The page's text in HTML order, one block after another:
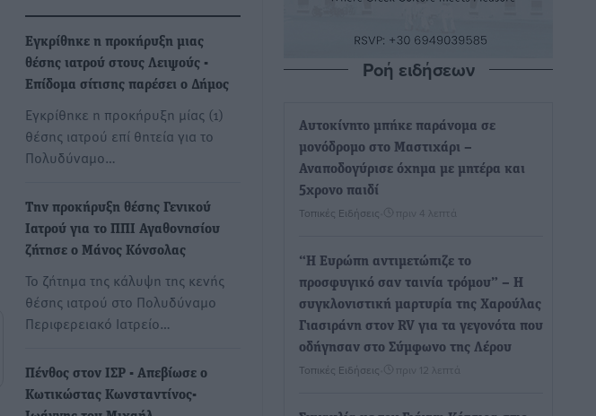
Εγκρίθηκε η προκήρυξη μιας
θέσης ιατρού στους Λειψούς -
Επίδομα σίτισης παρέσει ο Δήμος
Εγκρίθηκε η προκήρυξη μίας (1)
θέσης ιατρού επί θητεία για το
Πολυδύναμο…
Την προκήρυξη θέσης Γενικού
Ιατρού για το ΠΠΙ Αγαθονησίου
ζήτησε ο Μάνος Κόνσολας
Το ζήτημα της κάλυψη της κενής
θέσης ιατρού στο Πολυδύναμο
Περιφερειακό Ιατρείο…
Πένθος στον ΙΣΡ - Απεβίωσε ο
Κωτικώστας Κωνσταντίνος-
Ροή ειδήσεων
Αυτοκίνητο μπήκε παράνομα σε
μονόδρομο στο Μαστιχάρι –
Αναποδογύρισε όχημα με μητέρα και
5χρονο παιδί
Τοπικές Ειδήσεις πριν 4 λεπτά
“Η Ευρώπη αντιμετώπιζε το
προσφυγικό σαν ταινία τρόμου” – Η
συγκλονιστική μαρτυρία της Χαρούλας
Γιασιράνη στον RV για τα γεγονότα που
οδήγησαν στο Σύμφωνο της Λέρου
Τοπικές Ειδήσεις πριν 12 λεπτά